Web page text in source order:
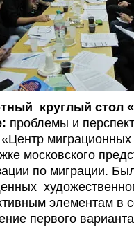
круглый стол
проблемы и
миграционных
московского
по миграции.
элементам в
первого